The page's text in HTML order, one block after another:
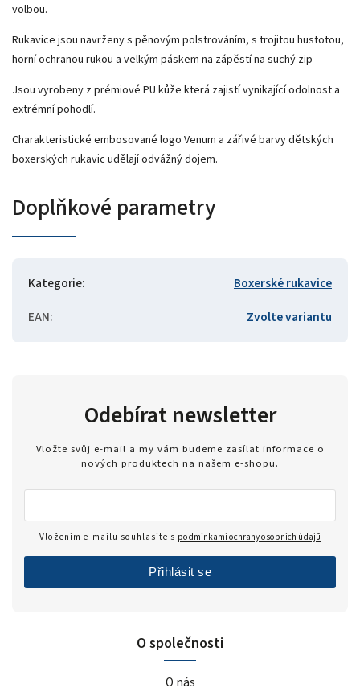
volbou.
Rukavice jsou navrženy s pěnovým polstrováním, s trojitou hustotou,
horní ochranou rukou a velkým páskem na zápěstí na suchý zip
Jsou vyrobeny z prémiové PU kůže která zajistí vynikající odolnost a
extrémní pohodlí.
Charakteristické embosované logo Venum a zářivé barvy dětských
boxerských rukavic udělají odvážný dojem.
Doplňkové parametry
Kategorie:
Boxerské rukavice
EAN: Zvolte variantu
O společnosti
O nás
Odebírat newsletter
Vložte svůj e-mail a my vám budeme zasílat informace o
nových produktech na našem e-shopu.
Vložením e-mailu souhlasíte s podmínkami ochrany osobních údajů
Přihlásit se